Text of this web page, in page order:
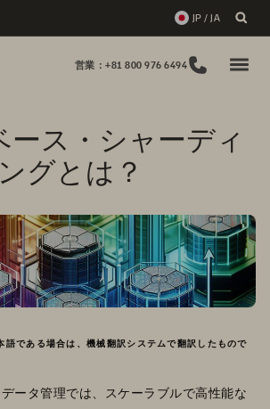
JP / JA
営業：+81 800 976 6494
ース・シャーディ
ングとは？
である場合は、機械翻訳システムで翻訳したもので
ータ管理では、スケーラブルで高性能な